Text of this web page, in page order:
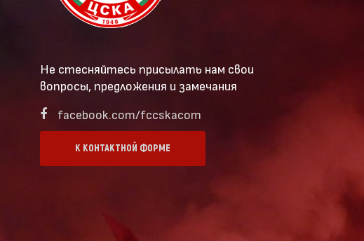
Не стесняйтесь присылать нам свои
вопросы, предложения и замечания
facebook.com/fccskacom
К КОНТАКТНОЙ ФОРМЕ